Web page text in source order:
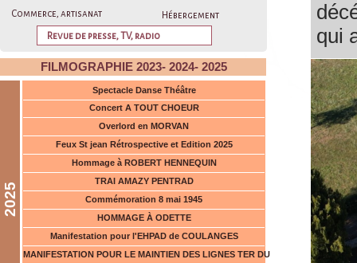
qui
et
Ce
2025
Spectacle Danse Théâtre
Concert A TOUT CHOEUR
Overlord en MORVAN
Feux St jean Rétrospective et Edition 2025
Hommage à ROBERT HENNEQUIN
TRAI AMAZY PENTRAD
Commémoration 8 mai 1945
HOMMAGE À ODETTE
Manifestation pour l'EHPAD de COULANGES
MANIFESTATION POUR LE MAINTIEN DES LIGNES TER DU
FILMOGRAPHIE 2023- 2024- 2025
Commerce, artisanat
Hébergement
Revue de presse, TV, radio